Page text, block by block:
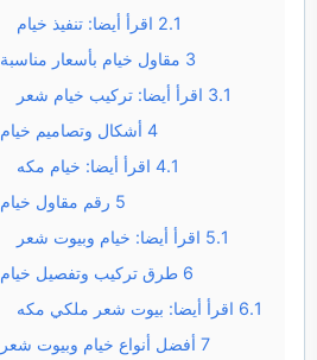
2.1 اقرأ أيضا: تنفيذ خيام
3 مقاول خيام بأسعار مناسبة
3.1 اقرأ أيضا: تركيب خيام شعر
4 أشكال وتصاميم خيام
4.1 اقرأ أيضا: خيام مكه
5 رقم مقاول خيام
5.1 اقرأ أيضا: خيام وبيوت شعر
6 طرق تركيب وتفصيل خيام
6.1 اقرأ أيضا: بيوت شعر ملكي مكه
7 أفضل أنواع خيام وبيوت شعر